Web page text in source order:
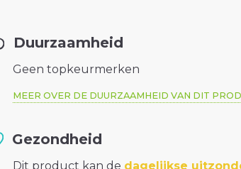
Duurzaamheid
Geen topkeurmerken
MEER OVER DE DUURZAAMHEID VAN DIT
Gezondheid
Dit product kan de dagelijkse